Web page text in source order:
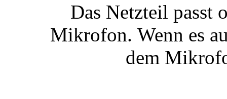
Das Netzteil passt
Mikrofon. Wenn es
dem